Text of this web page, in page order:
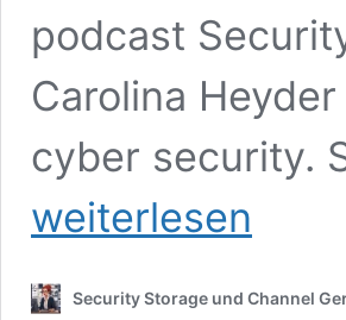
podcast
Carolina
cyber security.
weiterlesen
Security Storage und Channel